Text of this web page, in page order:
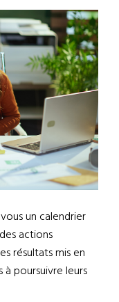
un calendrier
actions
résultats mis en
poursuivre leurs